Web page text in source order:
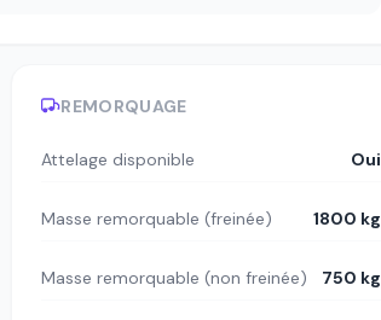
REMORQUAGE
Attelage disponible Oui
Masse remorquable (freinée) 1800 kg
Masse remorquable (non freinée) 750 kg